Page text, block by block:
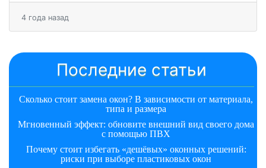
4 года назад
Последние статьи
Сколько стоит замена окон? В зависимости от материала,
типа и размера
Мгновенный эффект: обновите внешний вид своего дома
с помощью ПВХ
Почему стоит избегать «дешёвых» оконных решений:
риски при выборе пластиковых окон